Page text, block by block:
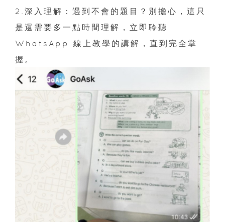
2.深入理解：遇到不會的題目？別擔心，這只
是還需要多一點時間理解，立即聆聽
WhatsApp 線上教學的講解，直到完全掌
握。